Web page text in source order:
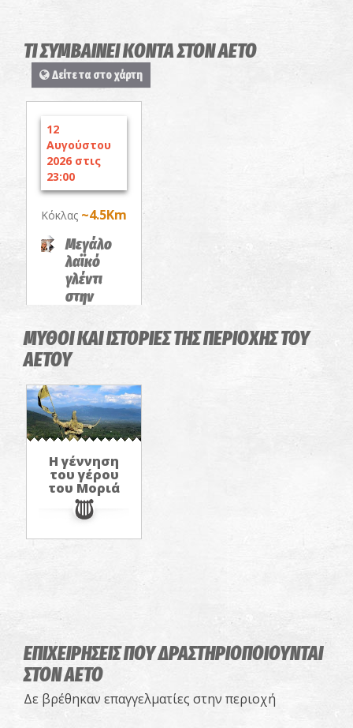
ΤΙ ΣΥΜΒΑΙΝΕΙ ΚΟΝΤΑ ΣΤΟΝ ΑΕΤΟ
Δείτε τα στο χάρτη
12
Αυγούστου
2026 στις
23:00
Κόκλας ~4.5Km
Μεγάλο
λαϊκό
γλέντι
στην
Κόκλα
ΠΑΝΗΓΥΡΙΑ
ΜΥΘΟΙ ΚΑΙ ΙΣΤΟΡΙΕΣ ΤΗΣ ΠΕΡΙΟΧΗΣ ΤΟΥ
ΑΕΤΟΥ
Η γέννηση
του γέρου
του Μοριά
ΕΠΙΧΕΙΡΗΣΕΙΣ ΠΟΥ ΔΡΑΣΤΗΡΙΟΠΟΙΟΥΝΤΑΙ
ΣΤΟΝ ΑΕΤΟ
Δε βρέθηκαν επαγγελματίες στην περιοχή